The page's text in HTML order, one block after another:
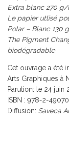
Extra blanc 270 g/
Le papier utlisé
Polar – Blanc 130
The Pigment
biodégradable
Cet ouvrage a été
Arts Graphiques à
Parution: le 24 juin
ISBN : 978-2-
Diffusion: Saveca